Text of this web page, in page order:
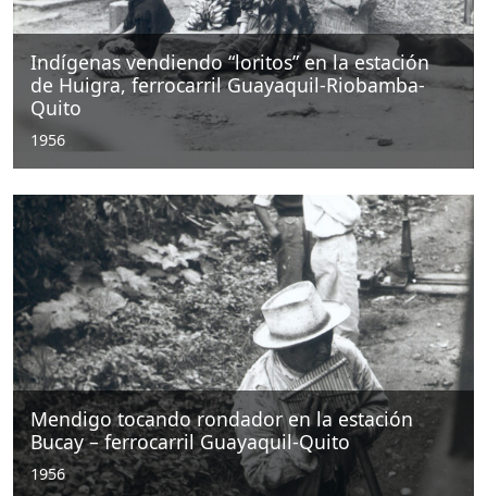
Indígenas vendiendo “loritos” en la estación
de Huigra, ferrocarril Guayaquil-Riobamba-
Quito
1956
Mendigo tocando rondador en la estación
Bucay – ferrocarril Guayaquil-Quito
1956